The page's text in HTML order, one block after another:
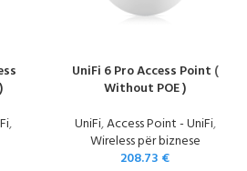
,
UniFi 6 Pro Access Point (
Without POE )
UniFi,Access Point - UniFi,
Wireless për biznese
208.73 €